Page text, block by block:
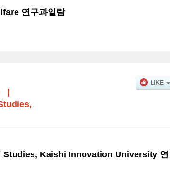
연구과일람
|
Kaishi Innovation University 연